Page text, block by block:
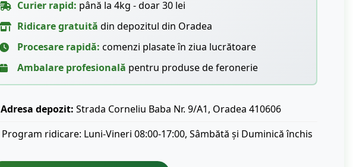
Curier rapid: până la 4kg - doar 30 lei
Ridicare gratuită din depozitul din Oradea
Procesare rapidă: comenzi plasate în ziua lucrătoare
Ambalare profesională pentru produse de feronerie
Adresa depozit: Strada Corneliu Baba Nr. 9/A1, Oradea 410606
Program ridicare: Luni-Vineri 08:00-17:00, Sâmbătă și Duminică închis